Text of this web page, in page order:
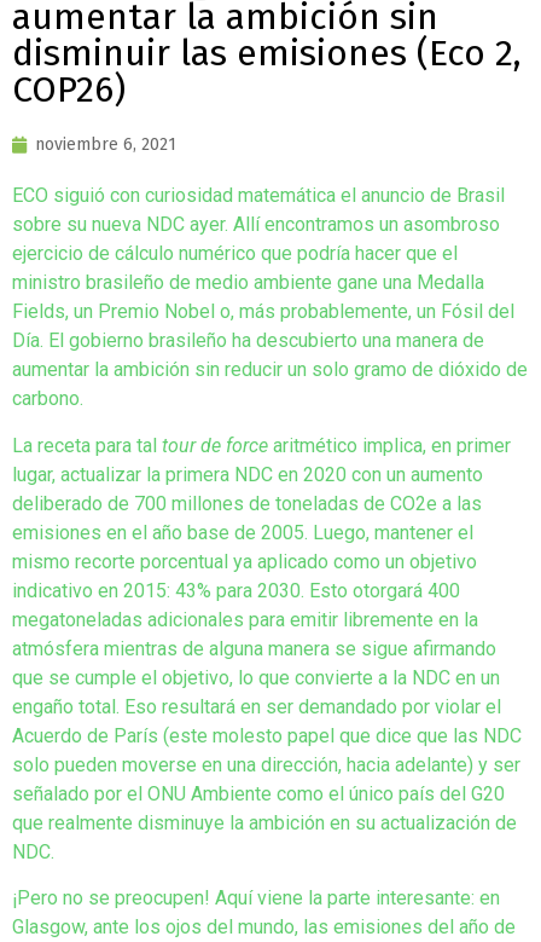
aumentar la ambición sin
disminuir las emisiones (Eco 2,
COP26)
noviembre 6, 2021
ECO siguió con curiosidad matemática el anuncio de Brasil
sobre su nueva NDC ayer. Allí encontramos un asombroso
ejercicio de cálculo numérico que podría hacer que el
ministro brasileño de medio ambiente gane una Medalla
Fields, un Premio Nobel o, más probablemente, un Fósil del
Día. El gobierno brasileño ha descubierto una manera de
aumentar la ambición sin reducir un solo gramo de dióxido de
carbono.
La receta para tal tour de force aritmético implica, en primer
lugar, actualizar la primera NDC en 2020 con un aumento
deliberado de 700 millones de toneladas de CO2e a las
emisiones en el año base de 2005. Luego, mantener el
mismo recorte porcentual ya aplicado como un objetivo
indicativo en 2015: 43% para 2030. Esto otorgará 400
megatoneladas adicionales para emitir libremente en la
atmósfera mientras de alguna manera se sigue afirmando
que se cumple el objetivo, lo que convierte a la NDC en un
engaño total. Eso resultará en ser demandado por violar el
Acuerdo de París (este molesto papel que dice que las NDC
solo pueden moverse en una dirección, hacia adelante) y ser
señalado por el ONU Ambiente como el único país del G20
que realmente disminuye la ambición en su actualización de
NDC.
¡Pero no se preocupen! Aquí viene la parte interesante: en
Glasgow, ante los ojos del mundo, las emisiones del año de